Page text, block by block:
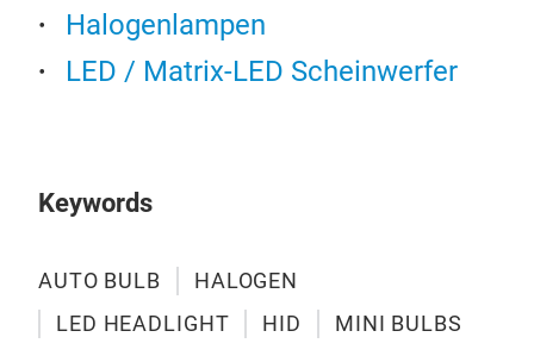
Halogenlampen
LED / Matrix-LED Scheinwerfer
Keywords
AUTO BULB
HALOGEN
LED HEADLIGHT
HID MINI BULBS